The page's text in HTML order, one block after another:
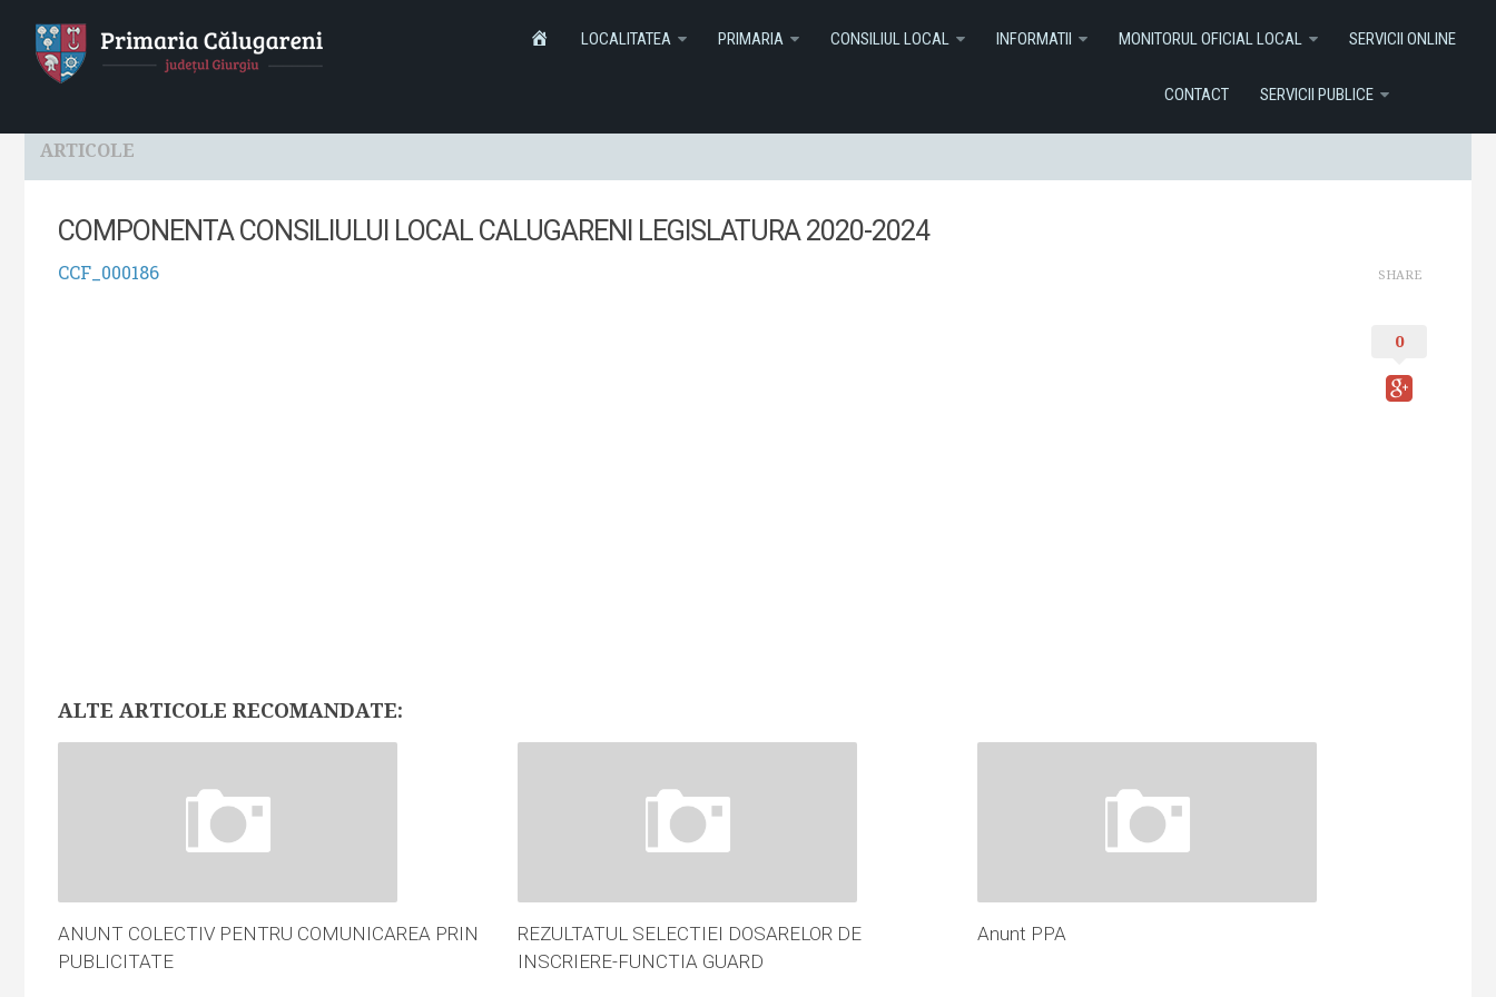
HOMELOCALITATEA PRIMARIA CONSILIUL LOCAL INFORMATII MONITORUL OFICIAL LOCAL SERVICII ONLINE
CONTACT SERVICII PUBLICE
HOMELocalitatea Primaria Informatii Monitorul Oficial Local SERVICII ONLINE Contact Servicii Publice
ARTICOLE
COMPONENTA CONSILIULUI LOCAL CALUGARENI LEGISLATURA 2020-2024
CCF_000186 SHARE
0
ALTE ARTICOLE RECOMANDATE:
ANUNT COLECTIV PENTRU COMUNICAREA PRIN
PUBLICITATE
REZULTATUL SELECTIEI DOSARELOR DE
INSCRIERE-FUNCTIA GUARD
Anunt PPA